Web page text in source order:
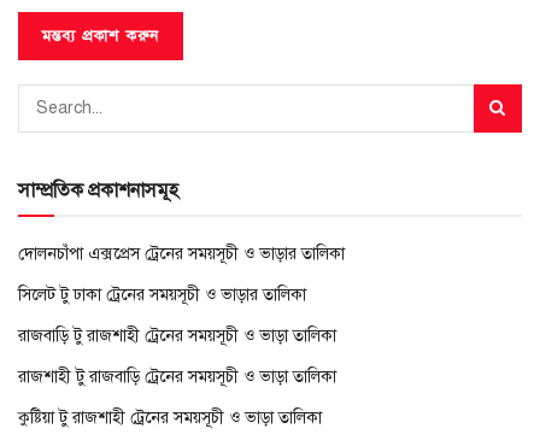
সাম্প্রতিক প্রকাশনাসমূহ
দোলনচাঁপা এক্সপ্রেস ট্রেনের সময়সূচী ও ভাড়ার তালিকা
সিলেট টু ঢাকা ট্রেনের সময়সূচী ও ভাড়ার তালিকা
রাজবাড়ি টু রাজশাহী ট্রেনের সময়সূচী ও ভাড়া তালিকা
রাজশাহী টু রাজবাড়ি ট্রেনের সময়সূচী ও ভাড়া তালিকা
কুষ্টিয়া টু রাজশাহী ট্রেনের সময়সূচী ও ভাড়া তালিকা